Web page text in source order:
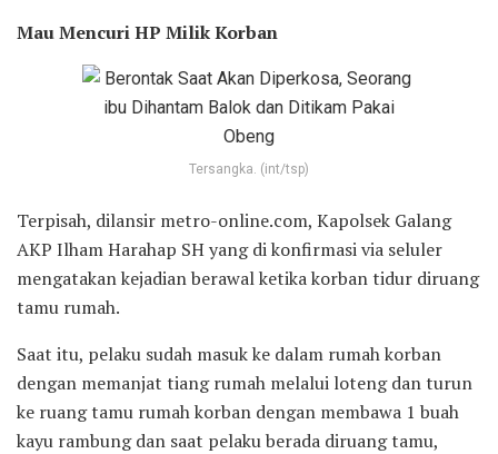
Mau Mencuri HP Milik Korban
Tersangka. (int/tsp)
Terpisah, dilansir metro-online.com, Kapolsek Galang
AKP Ilham Harahap SH yang di konfirmasi via seluler
mengatakan kejadian berawal ketika korban tidur diruang
tamu rumah.
Saat itu, pelaku sudah masuk ke dalam rumah korban
dengan memanjat tiang rumah melalui loteng dan turun
ke ruang tamu rumah korban dengan membawa 1 buah
kayu rambung dan saat pelaku berada diruang tamu,